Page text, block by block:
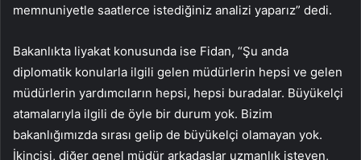
memnuniyetle saatlerce istediğiniz analizi yaparız” dedi.
Bakanlıkta liyakat konusunda ise Fidan, “Şu anda
diplomatik konularla ilgili gelen müdürlerin hepsi ve gelen
müdürlerin yardımcıların hepsi, hepsi buradalar. Büyükelçi
atamalarıyla ilgili de öyle bir durum yok. Bizim
bakanlığımızda sırası gelip de büyükelçi olamayan yok.
İkincisi, diğer genel müdür arkadaşlar uzmanlık isteyen,